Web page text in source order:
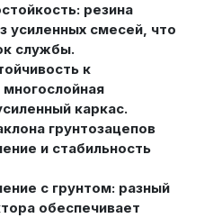
резина
усиленных смесей, что
службы.
к
каркас.
грунтозацепов
и стабильность
с грунтом: разный
обеспечивает